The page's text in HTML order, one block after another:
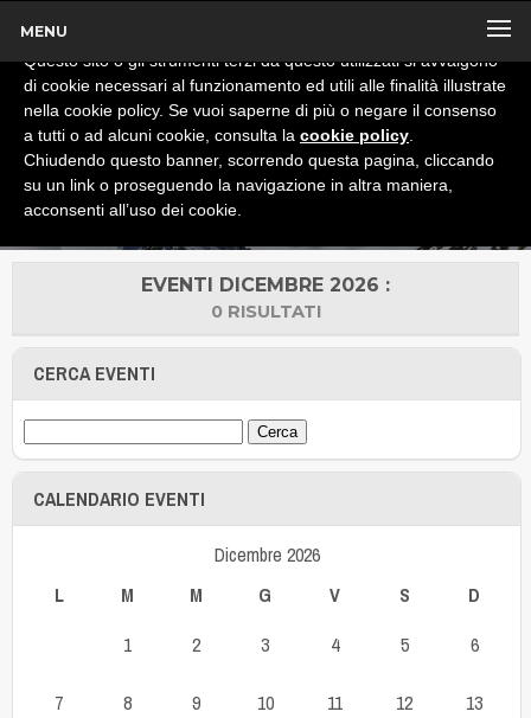
MENU
EVENTI DICEMBRE 2026 :
0 RISULTATI
CERCA EVENTI
CALENDARIO EVENTI
Dicembre 2026
L
M M G V S D
1 2 3 4 5 6
7 8 9 10 11 12 13
x
Informativa
Questo sito o gli strumenti terzi da questo utilizzati si avvalgono
di cookie necessari al funzionamento ed utili alle finalità illustrate
nella cookie policy. Se vuoi saperne di più o negare il consenso
a tutti o ad alcuni cookie, consulta la cookie policy
Chiudendo questo banner, scorrendo questa pagina, cliccando
su un link o proseguendo la navigazione in altra maniera,
acconsenti all’uso dei cookie.